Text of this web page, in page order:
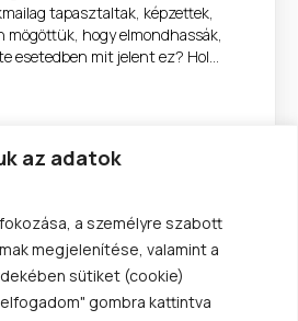
az adatok
a személyre szabott
megjelenítése, valamint a
sütiket (cookie)
gombra kattintva
tapasztaltak, képzettek,
mögöttük, hogy elmondhassák,
esetedben mit jelent ez? Hol
háttered van? – A szakmai
évvel ezelőtt kezdődött
ahol dolgoztam elsősorban